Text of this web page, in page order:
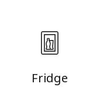
Fridge